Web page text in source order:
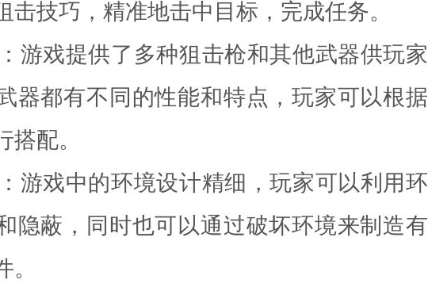
击技巧，精准地击中目标，完成任务。
游戏提供了多种狙击枪和其他武器供玩家
器都有不同的性能和特点，玩家可以根据
配。
游戏中的环境设计精细，玩家可以利用环
隐蔽，同时也可以通过破坏环境来制造有